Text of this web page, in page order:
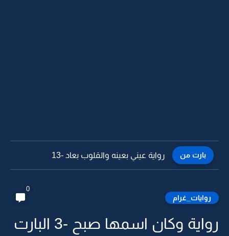
بارت من رواية عيني بعينه والقلوب بعاد -12
روايات_غرام
0
رواية وكان اسمها صبح -3 البارت